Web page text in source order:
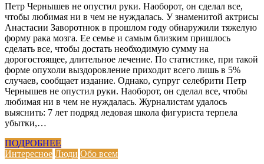
Петр Чернышев не опустил руки. Наоборот, он сделал все,
чтобы любимая ни в чем не нуждалась. У знаменитой актрисы
Анастасии Заворотнюк в прошлом году обнаружили тяжелую
форму рака мозга. Ее семье и самым близким пришлось
сделать все, чтобы достать необходимую сумму на
дорогостоящее, длительное лечение. По статистике, при такой
форме опухоли выздоровление приходит всего лишь в 5%
случаев, сообщает издание. Однако, супруг селебрити Петр
Чернышев не опустил руки. Наоборот, он сделал все, чтобы
любимая ни в чем не нуждалась. Журналистам удалось
выяснить: 7 лет подряд ледовая школа фигуриста терпела
убытки,…
ПОДРОБНЕЕ
Интересное Люди Обо всем